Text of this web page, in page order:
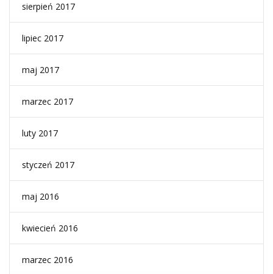
sierpień 2017
lipiec 2017
maj 2017
marzec 2017
luty 2017
styczeń 2017
maj 2016
kwiecień 2016
marzec 2016